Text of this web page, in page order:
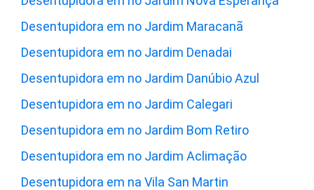
Desentupidora em no Jardim Maracanã
Desentupidora em no Jardim Denadai
Desentupidora em no Jardim Danúbio Azul
Desentupidora em no Jardim Calegari
Desentupidora em no Jardim Bom Retiro
Desentupidora em no Jardim Aclimação
Desentupidora em na Vila San Martin